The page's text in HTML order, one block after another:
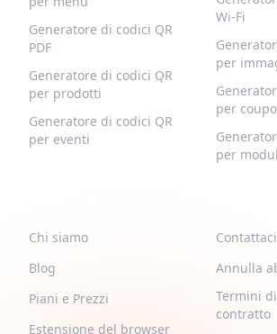
Generatore di codici QR
PDF
Generatore di codici QR
per prodotti
Generatore di codici QR
per eventi
Wi-Fi
per
per
per
Chi siamo
Blog
Piani e Prezzi
Estensione del browser
Contattaci
Annulla
Termini
contratto